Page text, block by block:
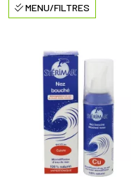
MENU/FILTRES